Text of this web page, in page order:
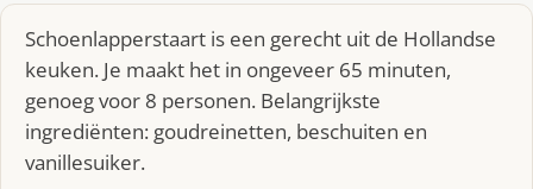
Schoenlapperstaart is een gerecht uit de Hollandse
keuken. Je maakt het in ongeveer 65 minuten,
genoeg voor 8 personen. Belangrijkste
ingrediënten: goudreinetten, beschuiten en
vanillesuiker.